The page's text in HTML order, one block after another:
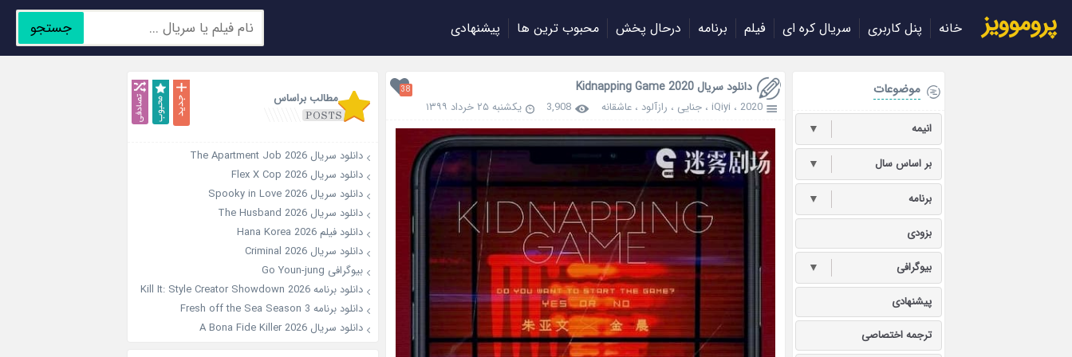
پروموویز خانه پنل کاربری سریال کره ای فیلم برنامه درحال پخش محبوب ترین ها پیشنهادی جستجو
دانلود سریال Kidnapping Game 2020 38
2020 ، iQiyi ، جنایی ، رازآلود ، عاشقانه 3,908 یکشنبه ۲۵ خرداد ۱۳۹۹
موضوعات
انیمه ▼
بر اساس سال ▼
برنامه ▼
بزودی
بیوگرافی ▼
پیشنهادی
ترجمه اختصاصی
مطالب براساس
دانلود سریال The Apartment Job 2026
دانلود سریال Flex X Cop 2026
دانلود سریال Spooky in Love 2026
دانلود سریال The Husband 2026
دانلود فیلم Hana Korea 2026
دانلود سریال Criminal 2026
بیوگرافی Go Youn-jung
دانلود برنامه Kill It: Style Creator Showdown 2026
دانلود برنامه Fresh off the Sea Season 3
دانلود سریال A Bona Fide Killer 2026